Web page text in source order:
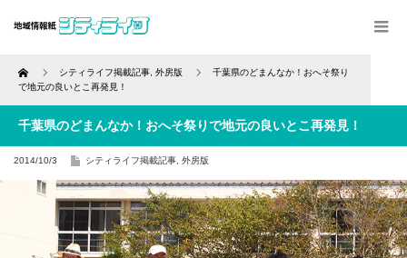
Home シティライフ掲載記事 外房版
千葉県のどまんなか！おへそ祭り
で地元の良いとこ再発見！
千葉県のどまんなか！おへそ祭りで地元の良いとこ再発見！
2014/10/3 シティライフ掲載記事 外房版